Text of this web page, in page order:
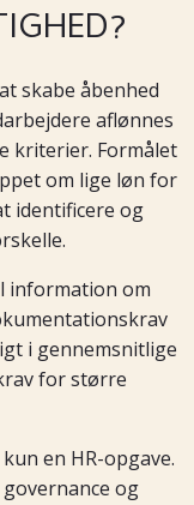
skabe åbenhed
aflønnes
kriterier. Formålet
om lige løn for
identificere og
information om
i gennemsnitlige
for større
en HR-opgave.
og